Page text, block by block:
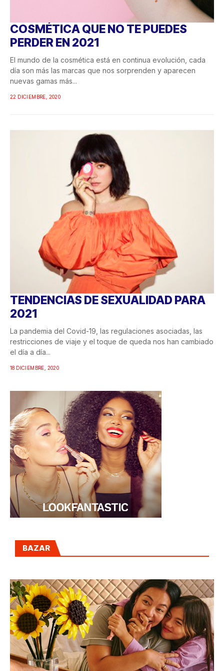
COSMÉTICA QUE NO TE PUEDES
PERDER EN 2021
El mundo de la cosmética está en continua evolución, cada
día son más las marcas que nos sorprenden y aparecen
nuevas gamas más...
22 DICIEMBRE, 2020
TENDENCIAS DE SEXUALIDAD PARA
2021
La pandemia del Covid-19, las regulaciones asociadas, las
restricciones de viaje y el toque de queda nos han cambiado
el día a día...
18 DICIEMBRE, 2020
BAZAR